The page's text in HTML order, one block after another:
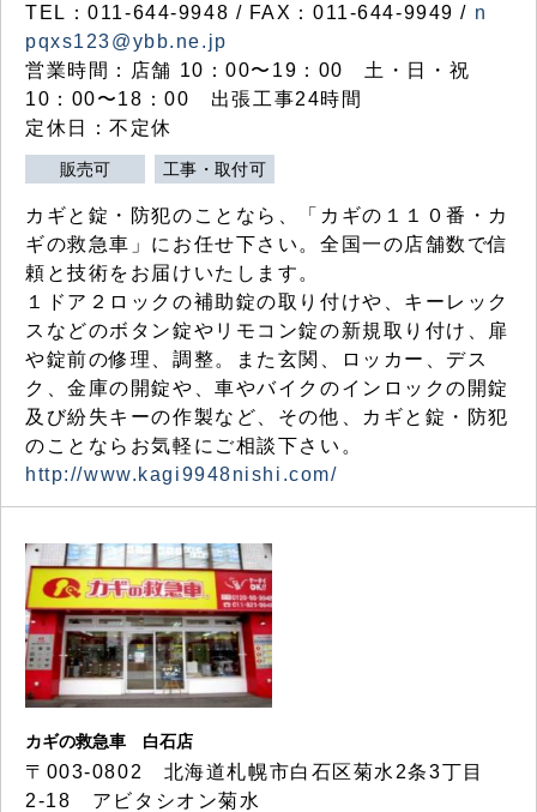
TEL：011-644-9948 / FAX：011-644-9949 / n
pqxs123@ybb.ne.jp
営業時間：店舗 10：00〜19：00 土・日・祝
10：00〜18：00 出張工事24時間
定休日：不定休
販売可 工事・取付可
カギと錠・防犯のことなら、「カギの１１０番・カ
ギの救急車」にお任せ下さい。全国一の店舗数で信
頼と技術をお届けいたします。
１ドア２ロックの補助錠の取り付けや、キーレック
スなどのボタン錠やリモコン錠の新規取り付け、扉
や錠前の修理、調整。また玄関、ロッカー、デス
ク、金庫の開錠や、車やバイクのインロックの開錠
及び紛失キーの作製など、その他、カギと錠・防犯
のことならお気軽にご相談下さい。
http://www.kagi9948nishi.com/
カギの救急車 白石店
〒003-0802 北海道札幌市白石区菊水2条3丁目
2-18 アビタシオン菊水